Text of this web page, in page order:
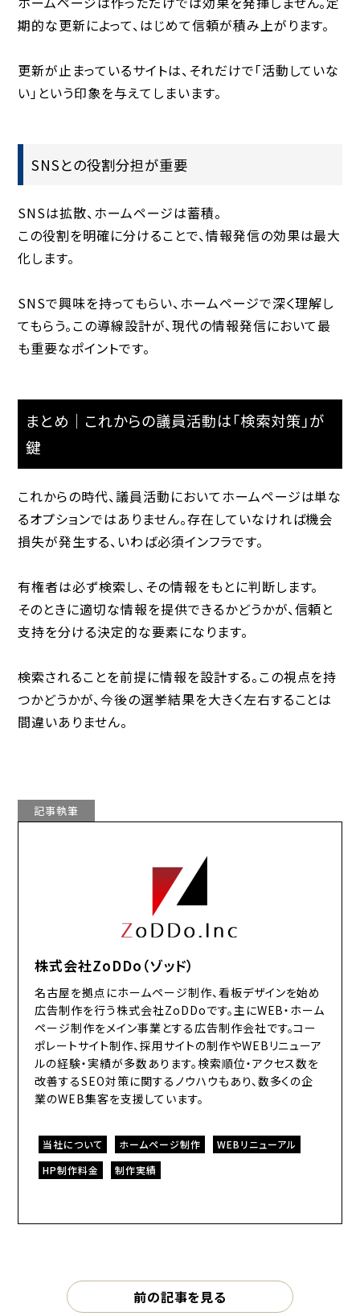
期的な更新によって、はじめて信頼が積み上がります。
更新が止まっているサイトは、それだけで「活動していな
い」という印象を与えてしまいます。
SNSとの役割分担が重要
SNSは拡散、ホームページは蓄積。
この役割を明確に分けることで、情報発信の効果は最大
化します。
SNSで興味を持ってもらい、ホームページで深く理解し
てもらう。この導線設計が、現代の情報発信において最
も重要なポイントです。
まとめ｜これからの議員活動は「検索対策」が
鍵
これからの時代、議員活動においてホームページは単な
るオプションではありません。存在していなければ機会
損失が発生する、いわば必須インフラです。
有権者は必ず検索し、その情報をもとに判断します。
そのときに適切な情報を提供できるかどうかが、信頼と
支持を分ける決定的な要素になります。
検索されることを前提に情報を設計する。この視点を持
つかどうかが、今後の選挙結果を大きく左右することは
間違いありません。
記事執筆
株式会社ZoDDo（ゾッド）
名古屋を拠点にホームページ制作、看板デザインを始め
広告制作を行う株式会社ZoDDoです。主にWEB・ホーム
ページ制作をメイン事業とする広告制作会社です。コー
ポレートサイト制作、採用サイトの制作やWEBリニューア
ルの経験・実績が多数あります。検索順位・アクセス数を
改善するSEO対策に関するノウハウもあり、数多くの企
業のWEB集客を支援しています。
当社について ホームページ制作
WEBリニューアル
HP制作料金
制作実績
前の記事を見る